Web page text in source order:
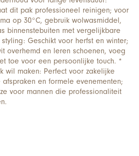
dit pak professioneel reinigen; voor
op 30°C, gebruik wolwasmiddel,
binnenstebuiten met vergelijkbare
Geschikt voor herfst en winter;
overhemd en leren schoenen, voeg
toe voor een persoonlijke touch. *
wil maken: Perfect voor zakelijke
en formele evenementen;
voor mannen die professionaliteit